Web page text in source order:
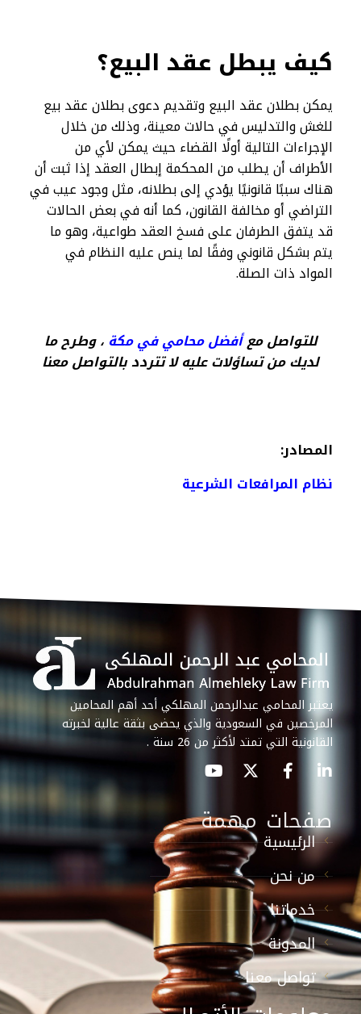
كيف يبطل عقد البيع؟
يمكن بطلان عقد البيع وتقديم دعوى بطلان عقد بيع
للغش والتدليس في حالات معينة، وذلك من خلال
الإجراءات التالية أولًا القضاء حيث يمكن لأي من
الأطراف أن يطلب من المحكمة إبطال العقد إذا ثبت أن
هناك سببًا قانونيًا يؤدي إلى بطلانه، مثل وجود عيب في
التراضي أو مخالفة القانون، كما أنه في بعض الحالات
قد يتفق الطرفان على فسخ العقد طواعية، وهو ما
يتم بشكل قانوني وفقًا لما ينص عليه النظام في
المواد ذات الصلة.
للتواصل معأفضل محامي في مكة ، وطرح ما
لديك من تساؤلات عليه لا تتردد بالتواصل معنا
المصادر:
نظام المرافعات الشرعية
يعتبر المحامي عبدالرحمن المهلكي أحد أهم المحامين
المرخصين في السعودية والذي يحضى بثقة عالية لخبرته
القانونية التي تمتد لأكثر من 26 سنة .
صفحات مهمة
الرئيسية
من نحن
خدماتنا
المدونة
تواصل معنا